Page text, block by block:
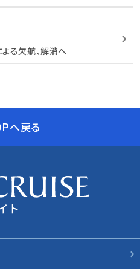
る欠航、解消へ
へ戻る